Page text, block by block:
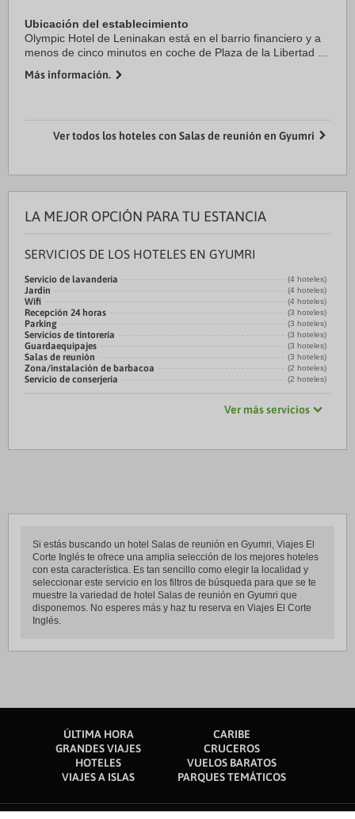
Ubicación del establecimiento
Olympic Hotel de Leninakan está en el barrio financiero y a
menos de cinco minutos en coche de Plaza de la Libertad y
2,4 km de Museum of National ...
Más información.
Ver todos los hoteles con Salas de reunión en Gyumri
LA MEJOR OPCIÓN PARA TU ESTANCIA
SERVICIOS DE LOS HOTELES EN GYUMRI
Servicio de lavandería (4 hoteles)
Jardin (4 hoteles)
Wifi (4 hoteles)
Recepción 24 horas (3 hoteles)
Parking (3 hoteles)
Servicios de tintorería (3 hoteles)
Guardaequipajes (3 hoteles)
Salas de reunión (3 hoteles)
Zona/instalación de barbacoa (2 hoteles)
Servicio de conserjería (2 hoteles)
Ver más servicios
Si estás buscando un hotel Salas de reunión en Gyumri, Viajes El
Corte Inglés te ofrece una amplia selección de los mejores hoteles
con esta característica. Es tan sencillo como elegir la localidad y
seleccionar este servicio en los filtros de búsqueda para que se te
muestre la variedad de hotel Salas de reunión en Gyumri que
disponemos. No esperes más y haz tu reserva en Viajes El Corte
Inglés.
ÚLTIMA HORA
CARIBE
GRANDES VIAJES
CRUCEROS
HOTELES
VUELOS BARATOS
VIAJES A ISLAS
PARQUES TEMÁTICOS